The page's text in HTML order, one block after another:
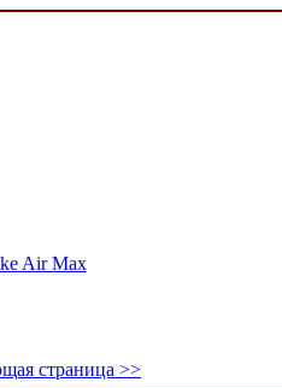
Air Max
страница >>